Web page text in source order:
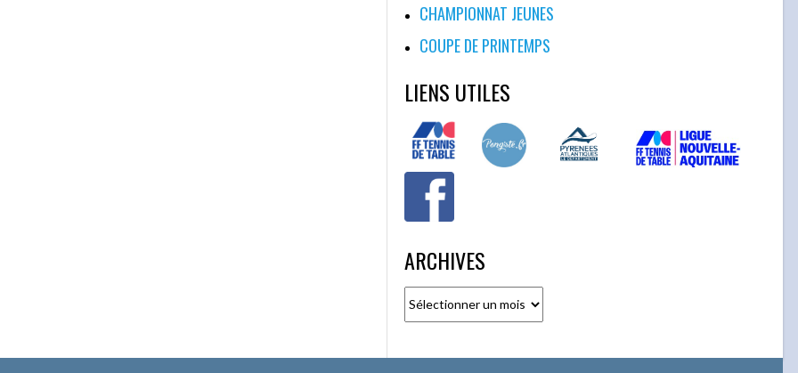
CHAMPIONNAT JEUNES
COUPE DE PRINTEMPS
LIENS UTILES
ARCHIVES